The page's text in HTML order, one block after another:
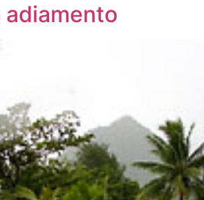
adiamento